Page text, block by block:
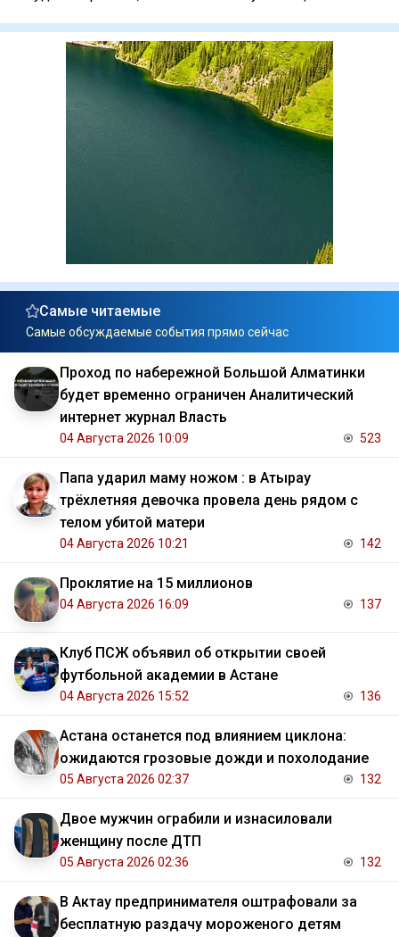
Самые читаемые
Самые обсуждаемые события прямо сейчас
Проход по набережной Большой Алматинки
будет временно ограничен Аналитический
интернет журнал Власть
04 Августа 2026 10:09 523
Папа ударил маму ножом : в Атырау
трёхлетняя девочка провела день рядом с
телом убитой матери
04 Августа 2026 10:21 142
Проклятие на 15 миллионов
04 Августа 2026 16:09 137
Клуб ПСЖ объявил об открытии своей
футбольной академии в Астане
04 Августа 2026 15:52 136
Астана останется под влиянием циклона:
ожидаются грозовые дожди и похолодание
05 Августа 2026 02:37 132
Двое мужчин ограбили и изнасиловали
женщину после ДТП
05 Августа 2026 02:36 132
В Актау предпринимателя оштрафовали за
бесплатную раздачу мороженого детям